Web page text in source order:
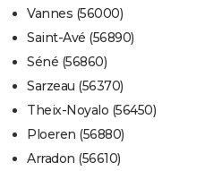
Vannes (56000)
Saint-Avé (56890)
Séné (56860)
Sarzeau (56370)
Theix-Noyalo (56450)
Ploeren (56880)
Arradon (56610)